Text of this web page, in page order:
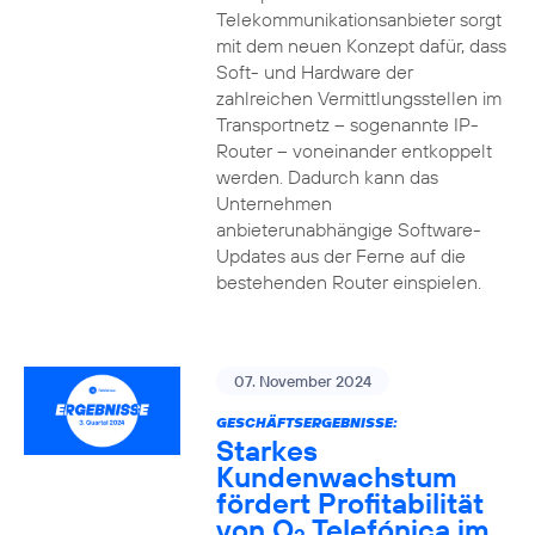
Telekommunikationsanbieter sorgt
mit dem neuen Konzept dafür, dass
Soft- und Hardware der
zahlreichen Vermittlungsstellen im
Transportnetz – sogenannte IP-
Router – voneinander entkoppelt
werden. Dadurch kann das
Unternehmen
anbieterunabhängige Software-
Updates aus der Ferne auf die
bestehenden Router einspielen.
07. November 2024
GESCHÄFTSERGEBNISSE:
Starkes
Kundenwachstum
fördert Profitabilität